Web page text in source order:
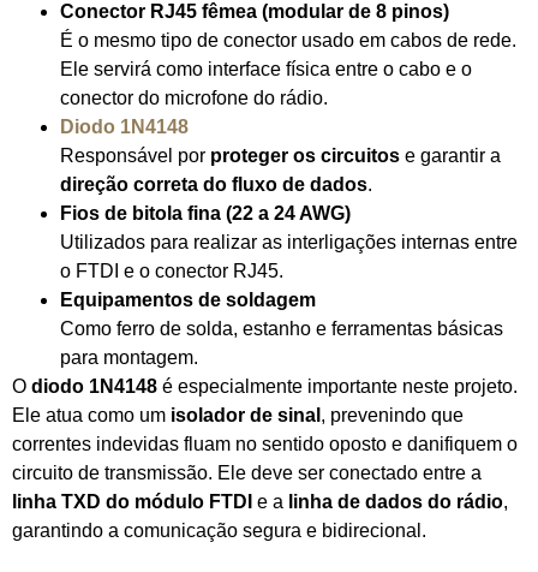
Conector RJ45 fêmea (modular de 8 pinos)
É o mesmo tipo de conector usado em cabos de rede.
Ele servirá como interface física entre o cabo e o
conector do microfone do rádio.
Diodo 1N4148
Responsável por proteger os circuitos e garantir a
direção correta do fluxo de dados.
Fios de bitola fina (22 a 24 AWG)
Utilizados para realizar as interligações internas entre
o FTDI e o conector RJ45.
Equipamentos de soldagem
Como ferro de solda, estanho e ferramentas básicas
para montagem.
O diodo 1N4148 é especialmente importante neste projeto.
Ele atua como um isolador de sinal , prevenindo que
correntes indevidas fluam no sentido oposto e danifiquem o
circuito de transmissão. Ele deve ser conectado entre a
linha TXD do módulo FTDI e a linha de dados do rádio,
garantindo a comunicação segura e bidirecional.